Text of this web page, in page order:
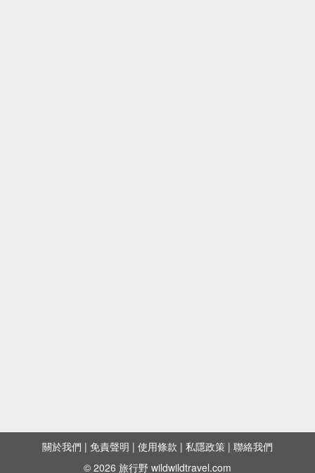
關於我們 | 免責聲明 | 使用條款 | 私隱政策 | 聯絡我們
© 2026 旅行野 wildwildtravel.com